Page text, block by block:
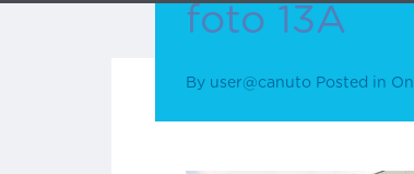
foto 13A
By user@canuto Posted in On